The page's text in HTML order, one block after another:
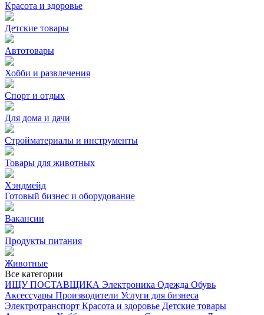
Красота и здоровье
Детские товары
Автотовары
Хобби и развлечения
Спорт и отдых
Для дома и дачи
Стройматериалы и инструменты
Товары для животных
Хэндмейд
Готовый бизнес и оборудование
Вакансии
Продукты питания
Животные
Все категории
ИЩУ ПОСТАВЩИКА Электроника Одежда Обувь
Аксессуары Производители Услуги для бизнеса
Электротранспорт Красота и здоровье Детские товары